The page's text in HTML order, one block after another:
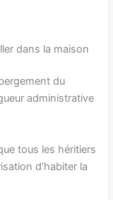
dans la maison
du
administrative
tous les héritiers
d’habiter la